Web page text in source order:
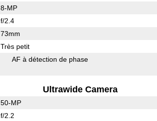
8-MP
f/2.4
73mm
Très petit
AF à détection de phase
Ultrawide Camera
50-MP
f/2.2